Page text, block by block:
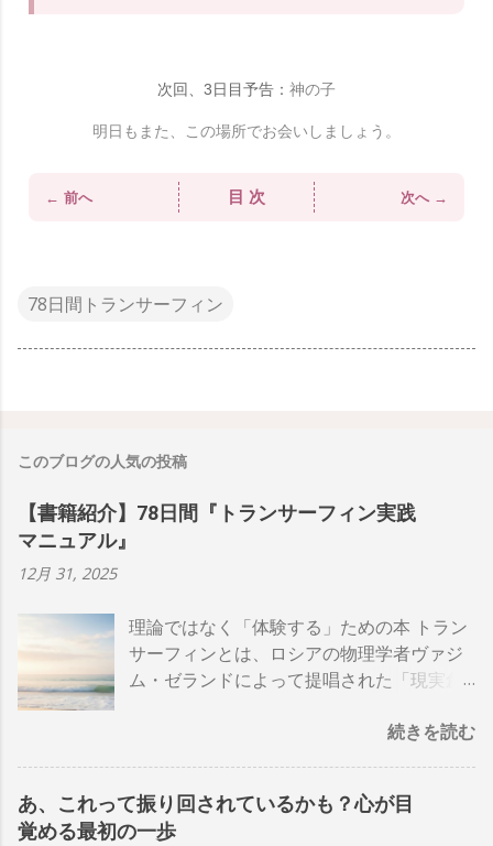
次回、3日目予告： 神の子
明日もまた、この場所でお会いしましょう。
← 前へ 目 次 次へ →
78日間トランサーフィン
このブログの人気の投稿
【書籍紹介】78日間『トランサーフィン実践
マニュアル』
12月 31, 2025
理論ではなく「体験する」ための本 トラン
サーフィンとは、ロシアの物理学者ヴァジ
ム・ゼランドによって提唱された「現実創
の波（＝ライフライン）」の中から、自分
方です。 人によっては難しく感じるかもし
れません。でも、頭で理解しようとしなく
続きを読む
あ、これって振り回されているかも？心が目
覚める最初の一歩